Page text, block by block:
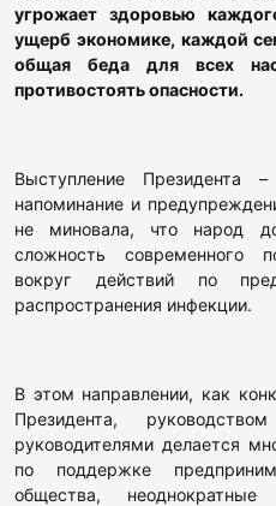
угрожает здоровью
ущерб экономике, каждой
общая беда для всех
противостоять опасности.
Выступление Президента
напоминание и
не миновала, что народ
сложность современного
вокруг действий по
распространения инфекции.
В этом направлении, как
Президента,
руководителями делается
по поддержке
общества,